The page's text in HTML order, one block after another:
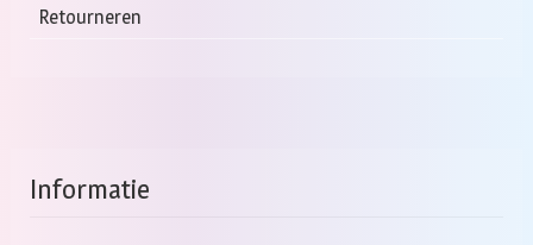
Retourneren
Informatie